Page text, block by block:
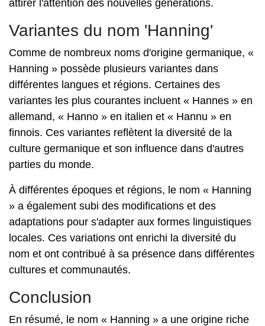
attirer l'attention des nouvelles générations.
Variantes du nom 'Hanning'
Comme de nombreux noms d'origine germanique, «
Hanning » possède plusieurs variantes dans
différentes langues et régions. Certaines des
variantes les plus courantes incluent « Hannes » en
allemand, « Hanno » en italien et « Hannu » en
finnois. Ces variantes reflètent la diversité de la
culture germanique et son influence dans d'autres
parties du monde.
À différentes époques et régions, le nom « Hanning
» a également subi des modifications et des
adaptations pour s'adapter aux formes linguistiques
locales. Ces variations ont enrichi la diversité du
nom et ont contribué à sa présence dans différentes
cultures et communautés.
Conclusion
En résumé, le nom « Hanning » a une origine riche